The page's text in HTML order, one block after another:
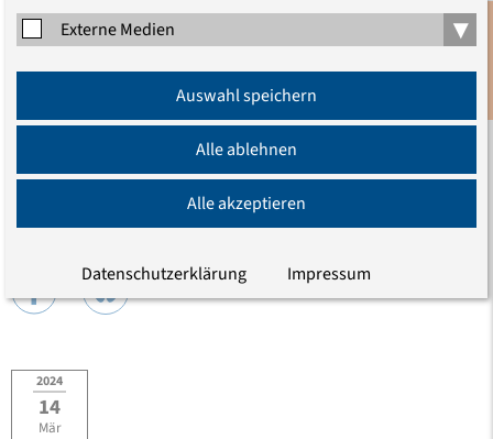
Antisemitismus Theologie Judentum
Erschienen am 21.03.2024
Aktualisiert am 21.03.2024
2024
14
Mär
Anmeldung
Externe Medien ▾
Auswahl speichern
Alle ablehnen
Alle akzeptieren
Datenschutzerklärung Impressum